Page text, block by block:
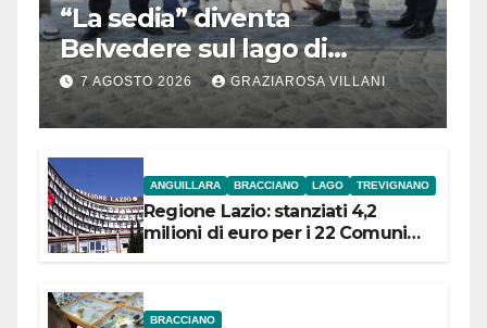
“La sedia” diventa
Belvedere sul lago di
Bracciano: ieri
l’inaugurazione
7 AGOSTO 2026 GRAZIAROSA VILLANI
ANGUILLARA BRACCIANO LAGO TREVIGNANO
Regione Lazio: stanziati 4,2
milioni di euro per i 22 Comuni
BRACCIANO